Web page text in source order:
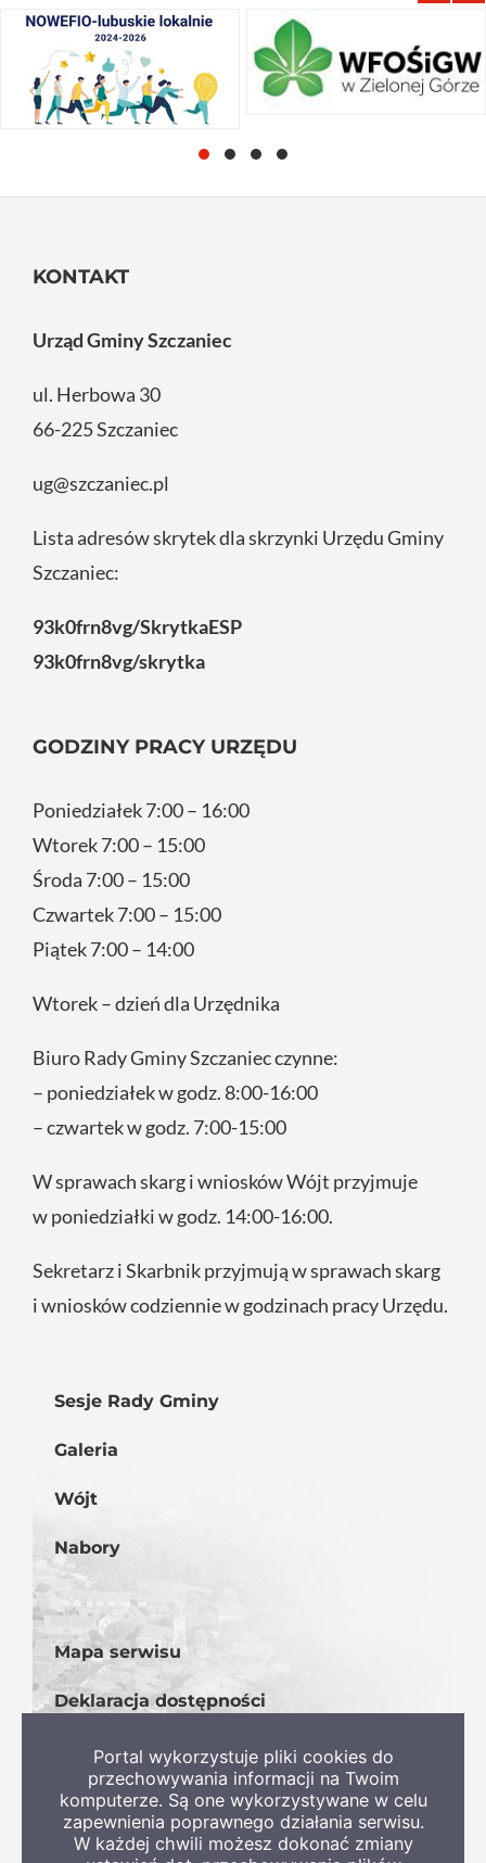
KONTAKT
Urząd Gminy Szczaniec
ul. Herbowa 30
66-225 Szczaniec
ug@szczaniec.pl
Lista adresów skrytek dla skrzynki Urzędu Gminy
Szczaniec:
93k0frn8vg/SkrytkaESP
93k0frn8vg/skrytka
GODZINY PRACY URZĘDU
Poniedziałek 7:00 – 16:00
Wtorek 7:00 – 15:00
Środa 7:00 – 15:00
Czwartek 7:00 – 15:00
Piątek 7:00 – 14:00
Wtorek – dzień dla Urzędnika
Biuro Rady Gminy Szczaniec czynne:
– poniedziałek w godz. 8:00-16:00
– czwartek w godz. 7:00-15:00
W sprawach skarg i wniosków Wójt przyjmuje
w poniedziałki w godz. 14:00-16:00.
Sekretarz i Skarbnik przyjmują w sprawach skarg
i wniosków codziennie w godzinach pracy Urzędu.
Sesje Rady Gminy
Galeria
Wójt
Nabory
Mapa serwisu
Deklaracja dostępności
Portal wykorzystuje pliki cookies do
przechowywania informacji na Twoim
komputerze. Są one wykorzystywane w celu
zapewnienia poprawnego działania serwisu.
W każdej chwili możesz dokonać zmiany